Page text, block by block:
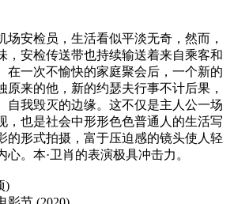
安检员，生活看似平淡无奇，然而，
，安检传送带也持续输送着来自乘客和
在一次不愉快的家庭聚会后，一个新的
原来的他，新的约瑟夫行事不计后果，
自我毁灭的边缘。这不仅是主人公一场
，也是社会中形形色色普通人的生活写
的形式拍摄，富于压迫感的镜头使人轻
。本·卫肖的表演极具冲击力。
)